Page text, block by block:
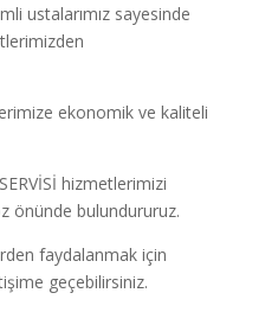
ustalarımız sayesinde
ekonomik ve kaliteli
hizmetlerimizi
önünde bulundururuz.
faydalanmak için
geçebilirsiniz.